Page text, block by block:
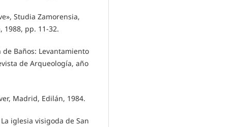
Studia Zamorensia,
1988, pp. 11-32.
de Baños: Levantamiento
de Arqueología, año
Madrid, Edilán, 1984.
La iglesia visigoda de San